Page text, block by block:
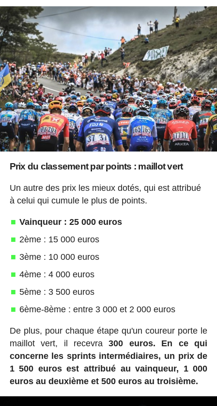
Prix du classement par points : maillot vert
Un autre des prix les mieux dotés, qui est attribué
à celui qui cumule le plus de points.
Vainqueur : 25 000 euros
2ème : 15 000 euros
3ème : 10 000 euros
4ème : 4 000 euros
5ème : 3 500 euros
6ème-8ème : entre 3 000 et 2 000 euros
De plus, pour chaque étape qu'un coureur porte le
maillot vert, il recevra300 euros.
En ce qui
concerne les sprints intermédiaires, un prix de
1 500 euros est attribué au vainqueur, 1 000
euros au deuxième et 500 euros au troisième.